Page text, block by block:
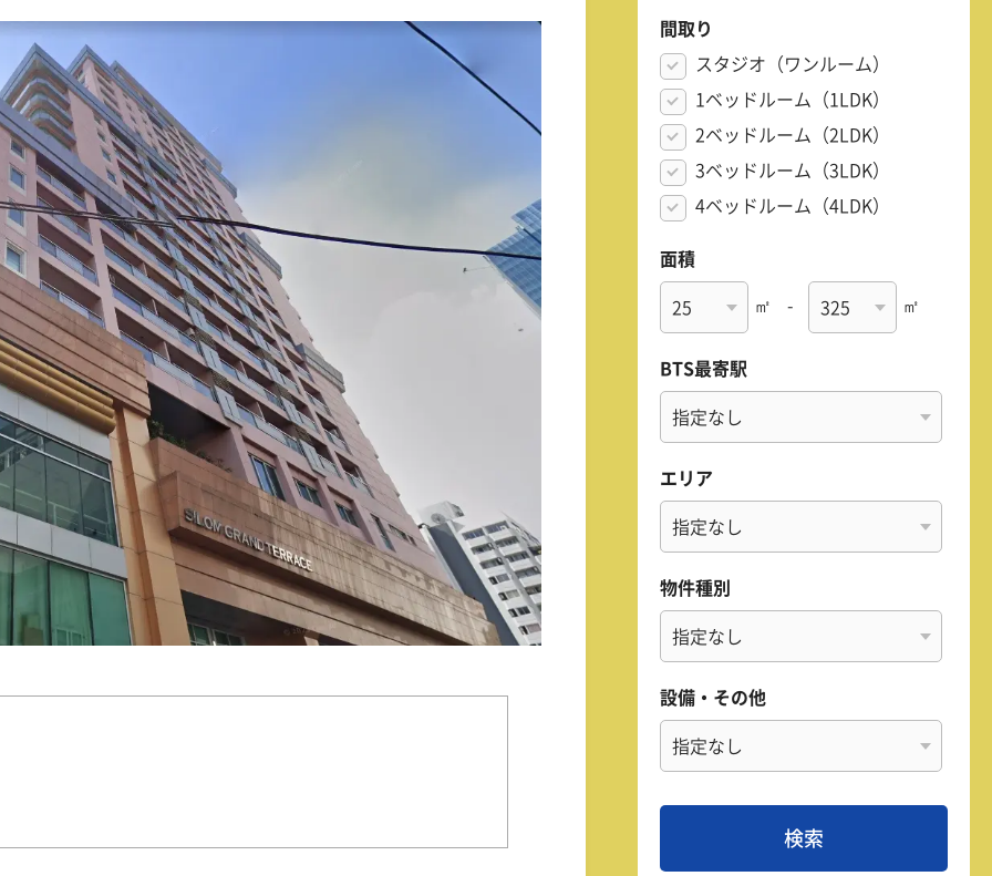
間取り
スタジオ（ワンルーム）
1ベッドルーム（1LDK）
2ベッドルーム（2LDK）
3ベッドルーム（3LDK）
4ベッドルーム（4LDK）
面積
㎡ - ㎡
BTS最寄駅
エリア
物件種別
設備・その他